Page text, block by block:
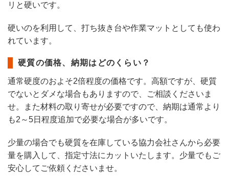
リと硬いです。
硬いのを利用して、打ち抜き台や作業マットとしても使わ
れています。
硬質の価格、納期はどのくらい？
通常硬度のおよそ2倍程度の価格です。高額ですが、硬質
でないとダメな場合もありますので、ご相談くださいま
せ。また材料の取り寄せが必要ですので、納期は通常より
も2～5日程度追加で必要な場合が多いです。
少量の場合でも硬質を在庫している協力会社さんから必要
量を購入して、指定寸法にカットいたします。少量でもご
安心してご依頼くださいませ。